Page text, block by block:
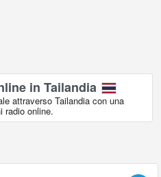
in Tailandia
attraverso Tailandia con una
radio online.